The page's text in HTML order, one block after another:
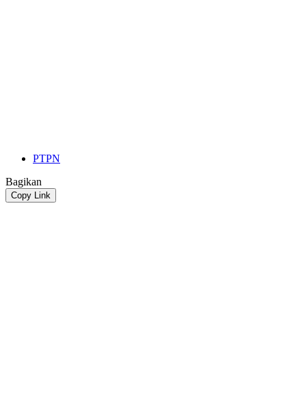
PTPN
Bagikan
Copy Link